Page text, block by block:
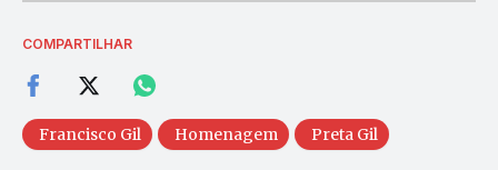
COMPARTILHAR
Francisco Gil Homenagem Preta Gil